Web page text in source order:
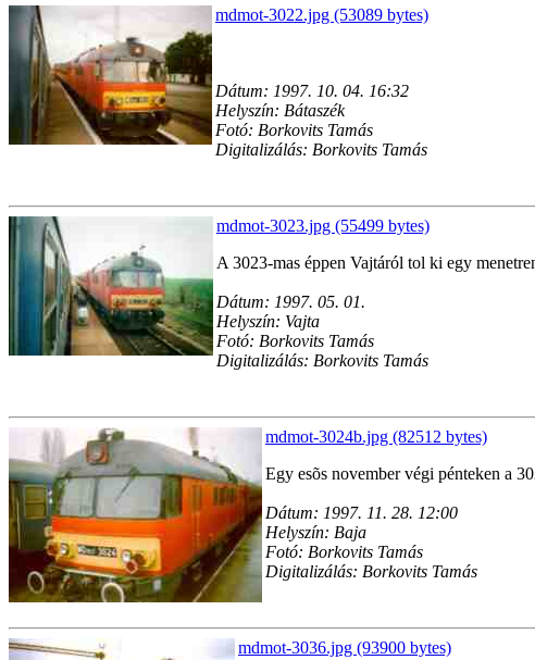
mdmot-3022.jpg (53089 bytes)
Dátum: 1997. 10. 04. 16:32
Helyszín: Bátaszék
Fotó: Borkovits Tamás
Digitalizálás: Borkovits Tamás
mdmot-3023.jpg (55499 bytes)
A 3023-mas éppen Vajtáról tol ki egy
Dátum: 1997. 05. 01.
Helyszín: Vajta
Fotó: Borkovits Tamás
Digitalizálás: Borkovits Tamás
mdmot-3024b.jpg (82512 bytes)
Egy esõs november végi pénteken a
Dátum: 1997. 11. 28. 12:00
Helyszín: Baja
Fotó: Borkovits Tamás
Digitalizálás: Borkovits Tamás
mdmot-3036.jpg (93900 bytes)